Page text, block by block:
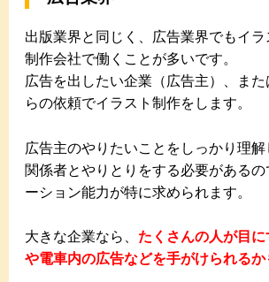
出版業界と同じく、広告業界でもイ
制作会社で働くことが多いです。
広告を出したい企業（広告主）、ま
らの依頼でイラスト制作をします。
広告主のやりたいことをしっかり理
関係者とやりとりをする必要がある
ーション能力が特に求められます。
大きな企業なら、 たくさんの人が目
や電車内の広告などを手がけられるか